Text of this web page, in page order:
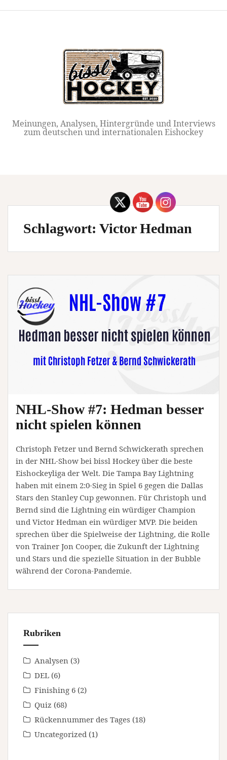
Meinungen, Analysen, Hintergründe und Interviews
zum deutschen und internationalen Eishockey
Schlagwort: Victor Hedman
NHL-Show #7: Hedman besser
nicht spielen können
Christoph Fetzer und Bernd Schwickerath sprechen
in der NHL-Show bei bissl Hockey über die beste
Eishockeyliga der Welt. Die Tampa Bay Lightning
haben mit einem 2:0-Sieg in Spiel 6 gegen die Dallas
Stars den Stanley Cup gewonnen. Für Christoph und
Bernd sind die Lightning ein würdiger Champion
und Victor Hedman ein würdiger MVP. Die beiden
sprechen über die Spielweise der Lightning, die Rolle
von Trainer Jon Cooper, die Zukunft der Lightning
und Stars und die spezielle Situation in der Bubble
während der Corona-Pandemie.
Rubriken
Analysen (3)
DEL (6)
Finishing 6 (2)
Quiz (68)
Rückennummer des Tages (18)
Uncategorized (1)